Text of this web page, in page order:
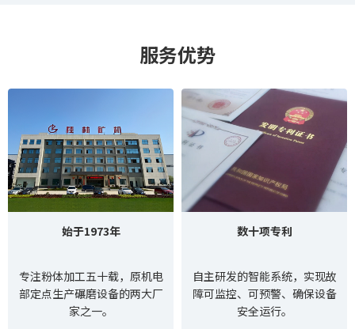
服务优势
始于1973年
专注粉体加工五十载，原机电
部定点生产碾磨设备的两大厂
家之一。
数十项专利
自主研发的智能系统，实现故
障可监控、可预警、确保设备
安全运行。